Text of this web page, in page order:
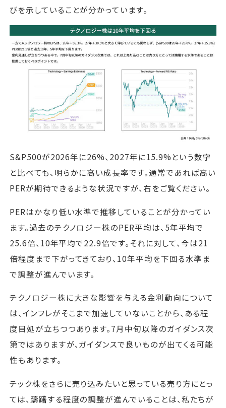
びを示していることが分かっています。
S&P500が2026年に26%、2027年に15.9%という数字
と比べても、明らかに高い成長率です。通常であれば高い
PERが期待できるような状況ですが、右をご覧ください。
PERはかなり低い水準で推移していることが分かってい
ます。過去のテクノロジー株のPER平均は、5年平均で
25.6倍、10年平均で22.9倍です。それに対して、今は21
倍程度まで下がってきており、10年平均を下回る水準ま
で調整が進んでいます。
テクノロジー株に大きな影響を与える金利動向について
は、インフレがそこまで加速していないことから、ある程
度目処が立ちつつあります。7月中旬以降のガイダンス次
第ではありますが、ガイダンスで良いものが出てくる可能
性もあります。
テック株をさらに売り込みたいと思っている売り方にとっ
ては、躊躇する程度の調整が進んでいることは、私たちが